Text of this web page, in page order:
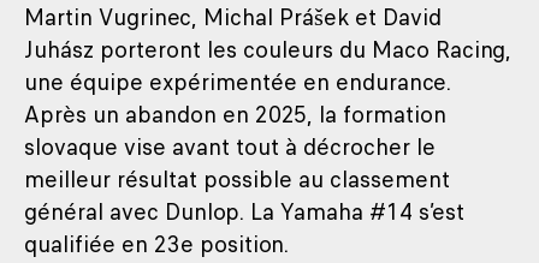
Martin Vugrinec, Michal Prášek et David
Juhász porteront les couleurs du Maco Racing,
une équipe expérimentée en endurance.
Après un abandon en 2025, la formation
slovaque vise avant tout à décrocher le
meilleur résultat possible au classement
général avec Dunlop. La Yamaha #14 s’est
qualifiée en 23e position.